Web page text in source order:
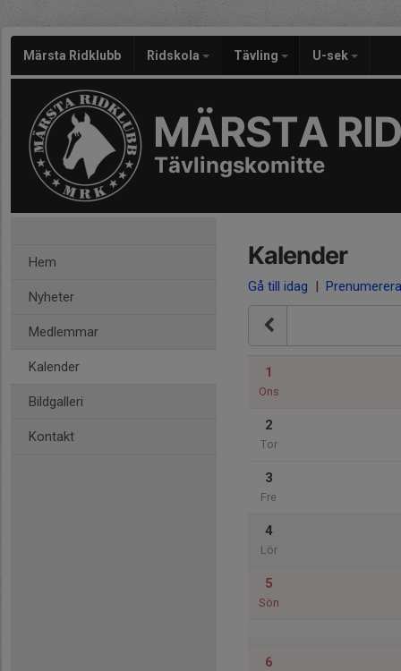
Märsta Ridklubb Ridskola Tävling U-sek
MÄRSTA
Tävlingskomitte
Hem
Nyheter
Medlemmar
Kalender
Bildgalleri
Kontakt
Kalender
Gå till idag | Prenumerera
1
Ons
2
Tor
3
Fre
4
Lör
5
Sön
6